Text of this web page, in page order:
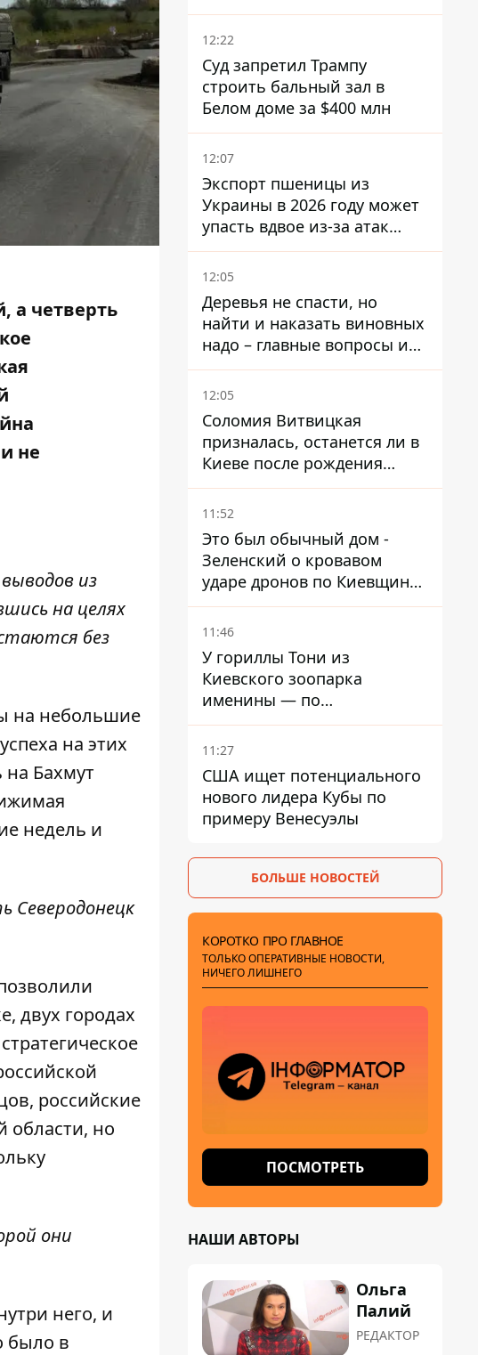
а четверть
не
из
на целях
без
на небольшие
на этих
на Бахмут
недель и
Северодонецк
двух городах
российские
области, но
они
него, и
было в
Patriot - СМИ
12:22
Суд запретил Трампу
строить бальный зал в
Белом доме за $400 млн
12:07
Экспорт пшеницы из
Украины в 2026 году может
упасть вдвое из-за атак
россиян по портам
12:05
Деревья не спасти, но
найти и наказать виновных
надо – главные вопросы и
выводы из конфликта на
Теремках
12:05
Соломия Витвицкая
призналась, останется ли в
Киеве после рождения
ребенка
11:52
Это был обычный дом -
Зеленский о кровавом
ударе дронов по Киевщине,
где погибли дедушка,
бабушка и их малолетний
11:46
У гориллы Тони из
Киевского зоопарка
именины — по
человеческим меркам ему
уже больше 90 лет
11:27
США ищет потенциального
нового лидера Кубы по
примеру Венесуэлы
БОЛЬШЕ НОВОСТЕЙ
КОРОТКО ПРО ГЛАВНОЕ
ТОЛЬКО ОПЕРАТИВНЫЕ НОВОСТИ,
НИЧЕГО ЛИШНЕГО
ПОСМОТРЕТЬ
НАШИ АВТОРЫ
Ольга
Палий
РЕДАКТОР